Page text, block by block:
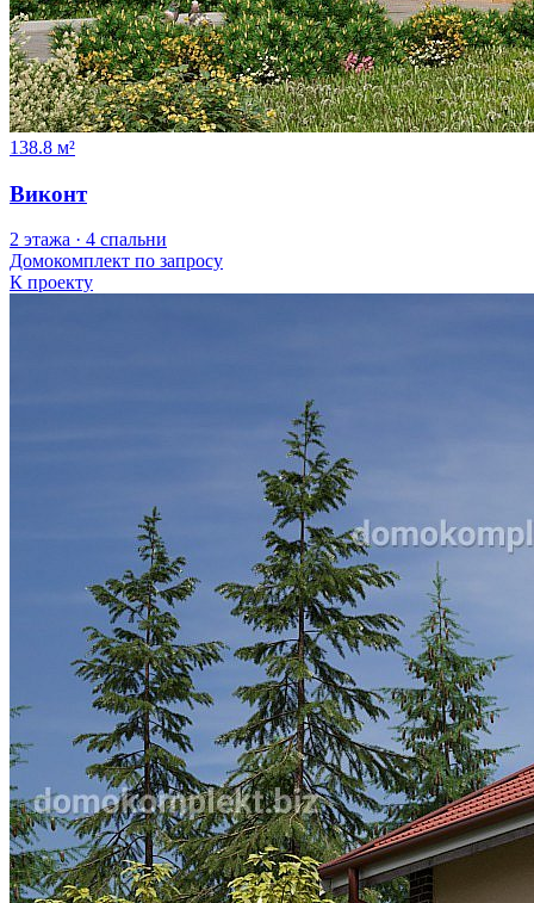
138.8 м²
Виконт
2 этажа · 4 спальни
Домокомплект по запросу